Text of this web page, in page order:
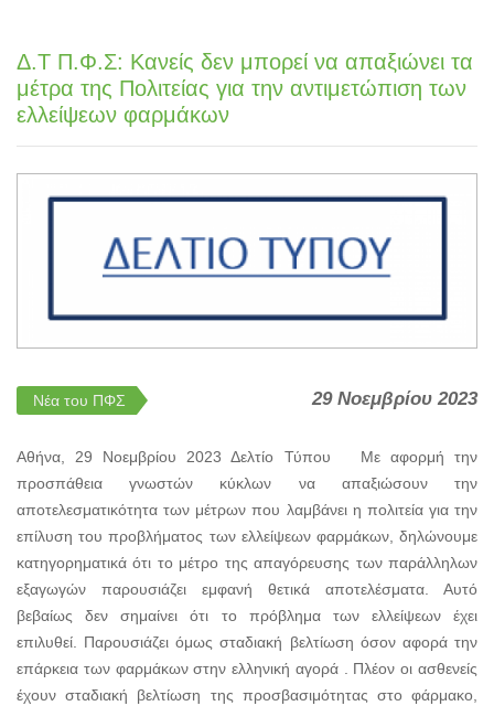
Δ.Τ Π.Φ.Σ: Κανείς δεν μπορεί να απαξιώνει τα
μέτρα της Πολιτείας για την αντιμετώπιση των
ελλείψεων φαρμάκων
Νέα του ΠΦΣ 29 Νοεμβρίου 2023
Αθήνα, 29 Νοεμβρίου 2023 Δελτίο Τύπου Με αφορμή την
προσπάθεια γνωστών κύκλων να απαξιώσουν την
αποτελεσματικότητα των μέτρων που λαμβάνει η πολιτεία για την
επίλυση του προβλήματος των ελλείψεων φαρμάκων, δηλώνουμε
κατηγορηματικά ότι το μέτρο της απαγόρευσης των παράλληλων
εξαγωγών παρουσιάζει εμφανή θετικά αποτελέσματα. Αυτό
βεβαίως δεν σημαίνει ότι το πρόβλημα των ελλείψεων έχει
επιλυθεί. Παρουσιάζει όμως σταδιακή βελτίωση όσον αφορά την
επάρκεια των φαρμάκων στην ελληνική αγορά . Πλέον οι ασθενείς
έχουν σταδιακή βελτίωση της προσβασιμότητας στο φάρμακο,